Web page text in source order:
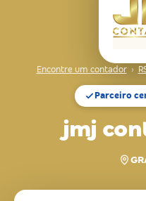
Encontre um contador ›
Parceiro
jmj